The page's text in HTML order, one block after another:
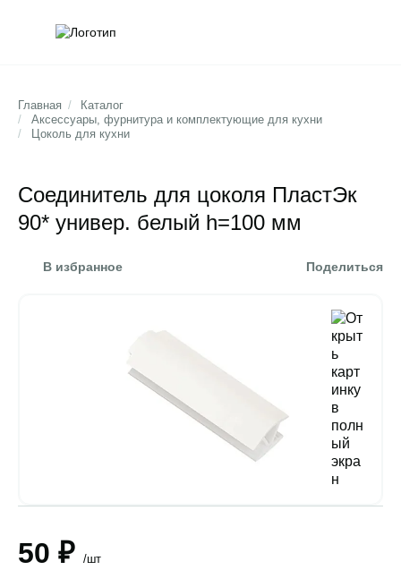
Главная /
Каталог
/
Аксессуары, фурнитура и комплектующие для кухни
/
Цоколь для кухни
Соединитель для цоколя ПластЭк
90* универ. белый h=100 мм
В избранное Поделиться
50 ₽ /шт